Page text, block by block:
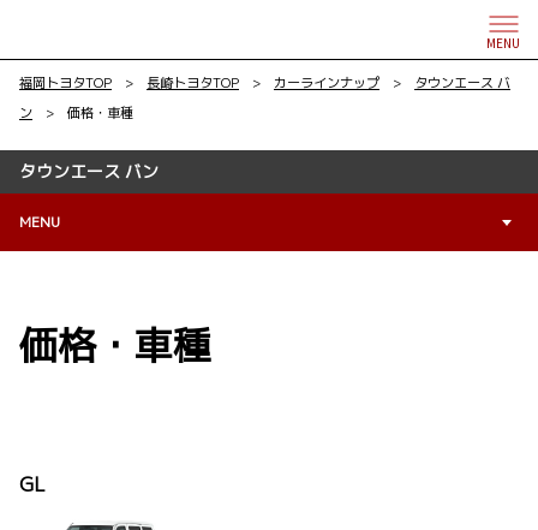
MENU
福岡トヨタTOP > 長崎トヨタTOP > カーラインナップ >
タウンエース バ
ン > 価格・車種
タウンエース バン
MENU
価格・車種
GL